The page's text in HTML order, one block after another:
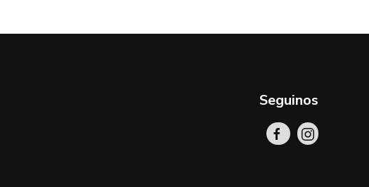
Seguinos